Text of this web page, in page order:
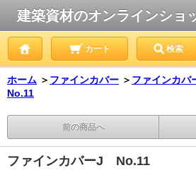
建築資材のオンラインショ
カート 検索
ホーム ＞ ファインカバー ＞ ファインカバ
No.11
前の商品へ
ファインカバーJ No.11